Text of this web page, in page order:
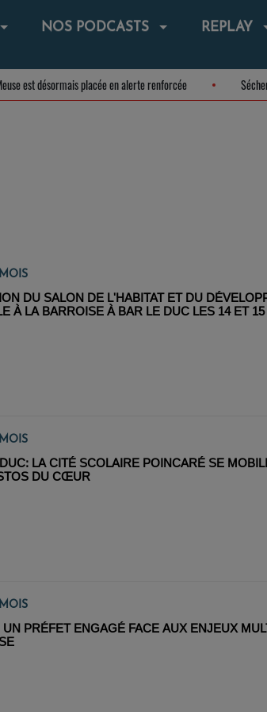
NOS PODCASTS REPLAY
la Meuse est désormais placée en alerte renforcée
DU SALON DE L'HABITAT ET DU
À LA BARROISE À BAR LE DUC LES 14 ET 15
LA CITÉ SCOLAIRE POINCARÉ SE
DU CŒUR
UN PRÉFET ENGAGÉ FACE AUX ENJEUX